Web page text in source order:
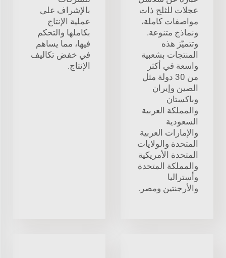
عجلات للثلج ذات
مواصفات كاملة،
ونماذج متنوعة.
وتتميّز هذه
المنتجات بشعبية
واسعة في أكثر
من 30 دولة مثل
الصين وإيران
وباكستان
والمملكة العربية
السعودية
والإمارات العربية
المتحدة والولايات
المتحدة الأمريكية
والمملكة المتحدة
وأستراليا
والأرجنتين ومصر.
بالإشراف على
عملية الإنتاج
بكاملها والتحكم
فيها، مما يساهم
في خفض تكاليف
الإنتاج.